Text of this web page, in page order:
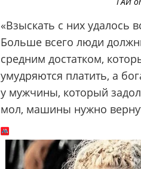
«Взыскать с них удалось
Больше всего люди
средним достатком,
умудряются платить, а
у мужчины, который
мол, машины нужно